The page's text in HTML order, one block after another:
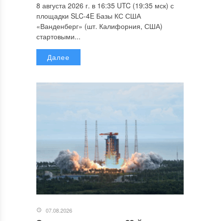
8 августа 2026 г. в 16:35 UTC (19:35 мск) с
площадки SLC-4E Базы КС США
«Ванденберг» (шт. Калифорния, США)
стартовыми...
Далее
07.08.2026